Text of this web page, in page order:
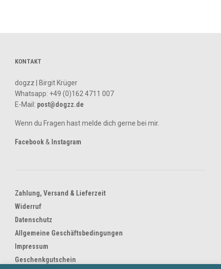
KONTAKT
dogzz | Birgit Krüger
Whatsapp: +49 (0)162 4711 007
E-Mail: post@dogzz.de
Wenn du Fragen hast melde dich gerne bei mir.
Facebook & Instagram
Zahlung, Versand & Lieferzeit
Widerruf
Datenschutz
Allgemeine Geschäftsbedingungen
Impressum
Geschenkgutschein